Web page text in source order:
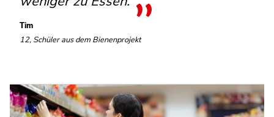
Tim
12, Schüler aus dem Bienenprojekt